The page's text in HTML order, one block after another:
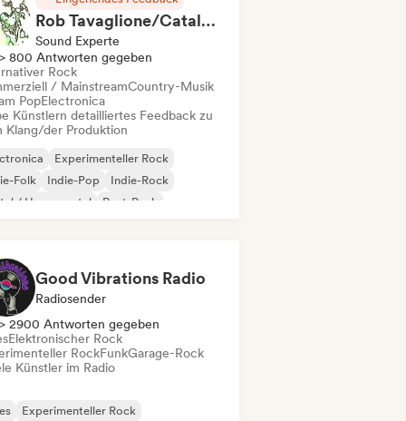
Rob Tavaglione/Catalyst Recording
Sound Experte
> 800 Antworten gegeben
Rock
/ MainstreamCountry-Musik
PopElectronica
Künstlern detailliertes Feedback zu
Klang/der Produktion
Experimenteller Rock
Folk
Indie-Pop
Indie-Rock
/ Heavy metal
Post-Punk
Good Vibrations Radio
Radiosender
> 2900 Antworten gegeben
Elektronischer Rock
RockFunkGarage-Rock
Künstler im Radio
Experimenteller Rock